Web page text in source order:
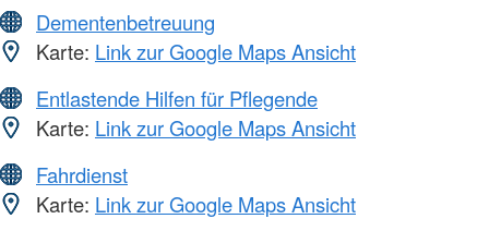
Dementenbetreuung
Karte: Link zur Google Maps Ansicht
Entlastende Hilfen für Pflegende
Karte: Link zur Google Maps Ansicht
Fahrdienst
Karte: Link zur Google Maps Ansicht